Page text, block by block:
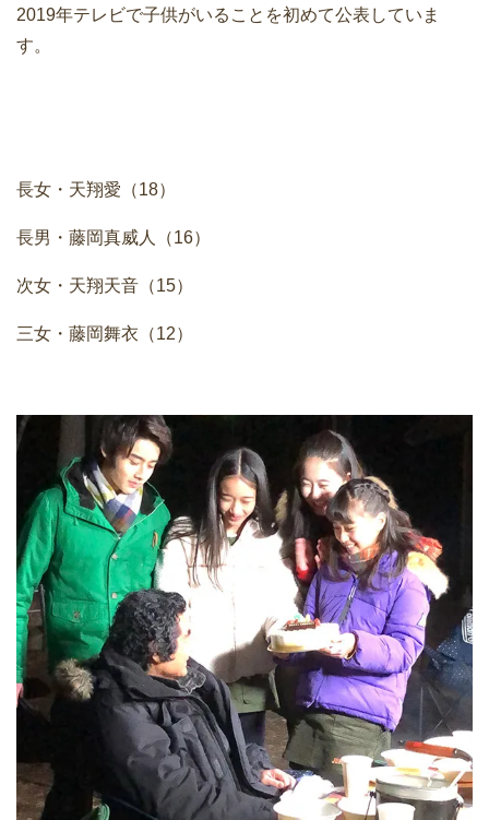
2019年テレビで子供がいることを初めて公表していま
す。
長女・天翔愛（18）
長男・藤岡真威人（16）
次女・天翔天音（15）
三女・藤岡舞衣（12）